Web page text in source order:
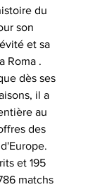
du
son
et sa
Roma .
dès ses
il a
au
des
et 195
matchs